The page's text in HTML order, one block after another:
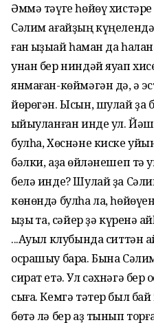
Әммә тәүге һөйөү
Сәлим ағайҙың
ған ҡыҙыҡай һаман да
унан бер ниндәй яуап
янмаған-көймәгән дә, ә
йөрөгән. Ысын, шулай ҙа
ҡыйыуланған инде ул.
булһа, Хөснәне киске
бәлки, аҙаҡ өйләнешеп тә
белә инде? Шулай ҙа
көнөндә бул­һа ла,
ҡыҙыҡ та, сәйер ҙә күренә
...Ауыл клубында ситтән
осрашыу бара. Бына
сират етә. Ул сәхнәгә бер
сыға. Кемгә тәтер был
бөтә лә бер аҙ тынып